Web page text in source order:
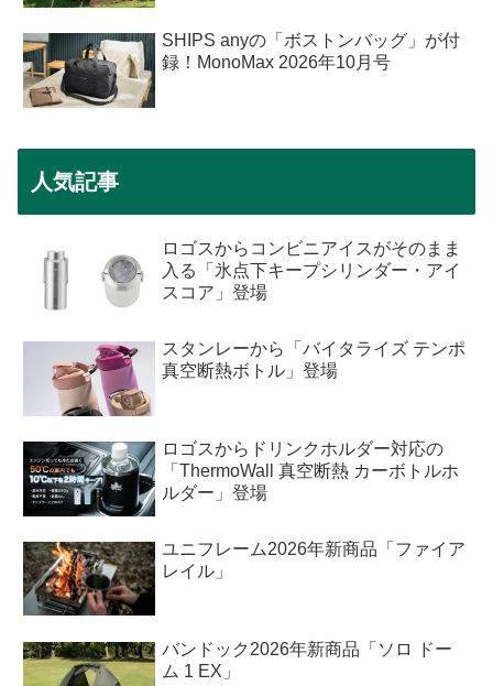
SHIPS anyの「ボストンバッグ」が付
録！MonoMax 2026年10月号
人気記事
ロゴスからコンビニアイスがそのまま
入る「氷点下キープシリンダー・アイ
スコア」登場
スタンレーから「バイタライズ テンポ
真空断熱ボトル」登場
ロゴスからドリンクホルダー対応の
「ThermoWall 真空断熱 カーボトルホ
ルダー」登場
ユニフレーム2026年新商品「ファイア
レイル」
バンドック2026年新商品「ソロ ドー
ム 1 EX」